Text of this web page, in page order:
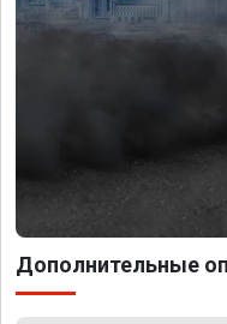
Дополнительные